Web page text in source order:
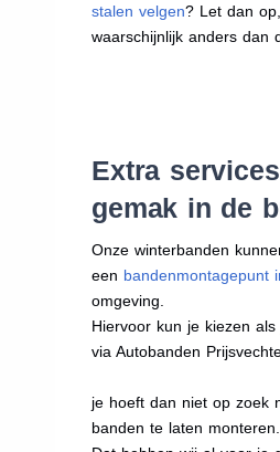
stalen velgen? Let dan
waarschijnlijk anders dan
Extra
gemak in de
Onze winterbanden
een bandenmontagepunt
omgeving.
Hiervoor kun je kiezen
via Autobanden
je hoeft dan niet op zoek
banden te laten monteren.